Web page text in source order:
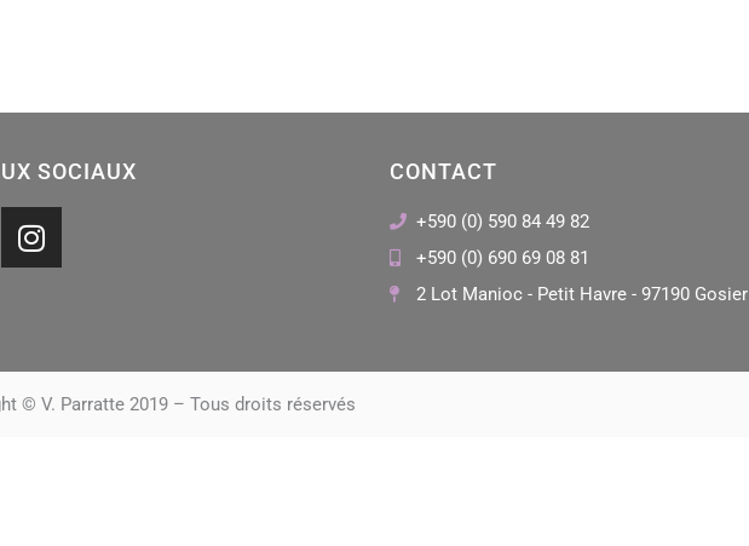
SOCIAUX
I
n
g
r
CONTACT
+590 (0) 590 84 49 82
+590 (0) 690 69 08 81
2 Lot Manioc - Petit Havre - 97190 Gosier
© V. Parratte 2019 – Tous droits réservés